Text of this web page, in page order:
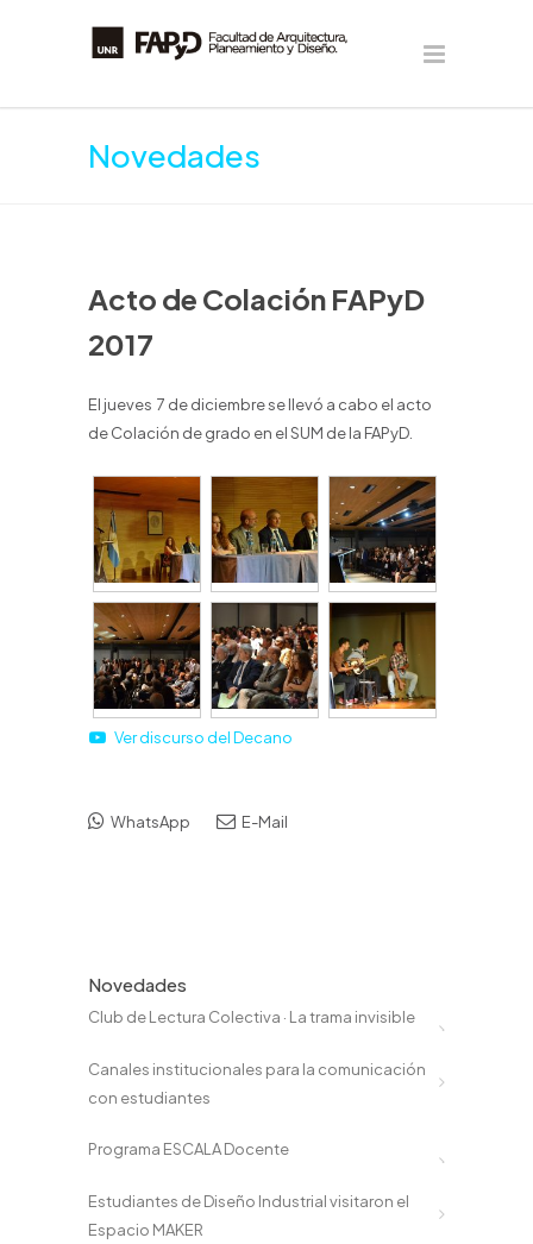
Novedades
Acto de Colación FAPyD
2017
El jueves 7 de diciembre se llevó a cabo el acto
de Colación de grado en el SUM de la FAPyD.
Ver discurso del Decano
WhatsApp E-Mail
Novedades
Club de Lectura Colectiva · La trama invisible
Canales institucionales para la comunicación
con estudiantes
Programa ESCALA Docente
Estudiantes de Diseño Industrial visitaron el
Espacio MAKER